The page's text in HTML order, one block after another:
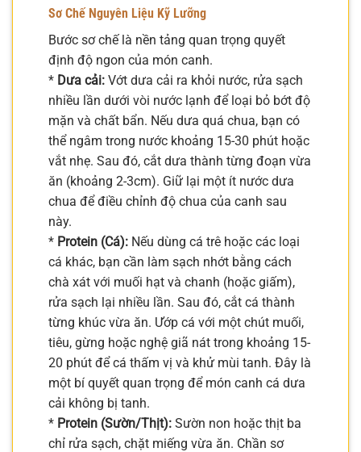
Sơ Chế Nguyên Liệu Kỹ Lưỡng
Bước sơ chế là nền tảng quan trọng quyết
định độ ngon của món canh.
* Dưa cải: Vớt dưa cải ra khỏi nước, rửa sạch
nhiều lần dưới vòi nước lạnh để loại bỏ bớt độ
mặn và chất bẩn. Nếu dưa quá chua, bạn có
thể ngâm trong nước khoảng 15-30 phút hoặc
vắt nhẹ. Sau đó, cắt dưa thành từng đoạn vừa
ăn (khoảng 2-3cm). Giữ lại một ít nước dưa
chua để điều chỉnh độ chua của canh sau
này.
* Protein (Cá): Nếu dùng cá trê hoặc các loại
cá khác, bạn cần làm sạch nhớt bằng cách
chà xát với muối hạt và chanh (hoặc giấm),
rửa sạch lại nhiều lần. Sau đó, cắt cá thành
từng khúc vừa ăn. Ướp cá với một chút muối,
tiêu, gừng hoặc nghệ giã nát trong khoảng 15-
20 phút để cá thấm vị và khử mùi tanh. Đây là
một bí quyết quan trọng để món canh cá dưa
cải không bị tanh.
* Protein (Sườn/Thịt): Sườn non hoặc thịt ba
chỉ rửa sạch, chặt miếng vừa ăn. Chần sơ